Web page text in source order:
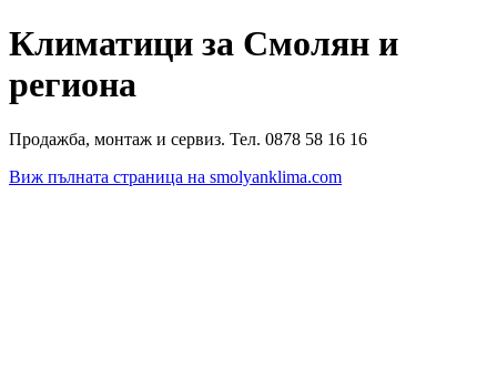
Климатици за Смолян и
региона
Продажба, монтаж и сервиз. Тел. 0878 58 16 16
Виж пълната страница на smolyanklima.com